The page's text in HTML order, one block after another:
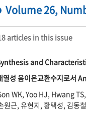
Volume 26,
articles in this issue
and
열성 음이온교환수지로서
WK, Yoo HJ, Hwang
원근, 유현지, 황택성, 김동